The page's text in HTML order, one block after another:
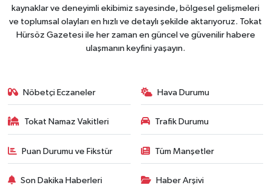
kaynaklar ve deneyimli ekibimiz sayesinde, bölgesel gelişmeleri
ve toplumsal olayları en hızlı ve detaylı şekilde aktarıyoruz. Tokat
Hürsöz Gazetesi ile her zaman en güncel ve güvenilir habere
ulaşmanın keyfini yaşayın.
Nöbetçi Eczaneler Hava Durumu
Tokat Namaz Vakitleri Trafik Durumu
Puan Durumu ve Fikstür Tüm Manşetler
Son Dakika Haberleri Haber Arşivi